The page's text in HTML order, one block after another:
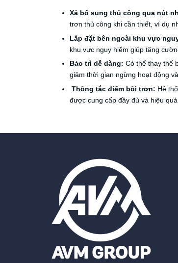
Xả bổ sung thủ công qua nút
trơn thủ công khi cần thiết, ví dụ
Lắp đặt bên ngoài khu vực
khu vực nguy hiểm giúp tăng
Bảo trì dễ dàng: Có thể thay thế
giảm thời gian ngừng hoạt động
Thông tắc điểm bôi trơn: Hệ
được cung cấp đầy đủ và hiệu quả.